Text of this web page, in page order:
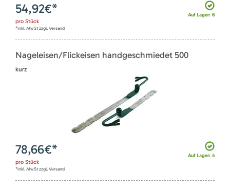
Auf Lager: 6
54,92€*
pro Stück
*inkl. MwSt zzgl. Versand
Nageleisen/Flickeisen handgeschmiedet 500
kurz
Auf Lager: 4
78,66€*
pro Stück
*inkl. MwSt zzgl. Versand